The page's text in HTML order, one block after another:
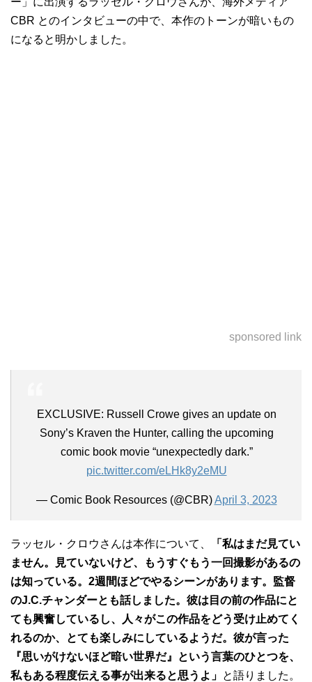
CBR とのインタビューの中で、本作のトーンが暗いもの
になると明かしました。
sponsored link
EXCLUSIVE: Russell Crowe gives an update on
Sony’s Kraven the Hunter, calling the upcoming
comic book movie “unexpectedly dark.”
pic.twitter.com/eLHk8y2eMU
— Comic Book Resources (@CBR)April 3, 2023
ラッセル・クロウさんは本作について、
「私はまだ見てい
ません。見ていないけど、もうすぐもう一回撮影があるの
は知っている。2週間ほどでやるシーンがあります。監督
のJ.C.チャンダーとも話しました。彼は目の前の作品にと
ても興奮しているし、人々がこの作品をどう受け止めてく
れるのか、とても楽しみにしているようだ。彼が言った
『思いがけないほど暗い世界だ』という言葉のひとつを、
私もある程度伝える事が出来ると思うよ」
と語りました。